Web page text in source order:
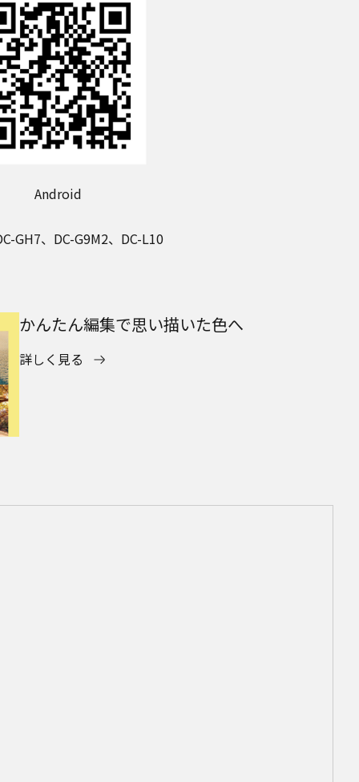
Android
GH7、DC-G9M2、DC-L10
かんたん編集で思い描いた色へ
詳しく見る